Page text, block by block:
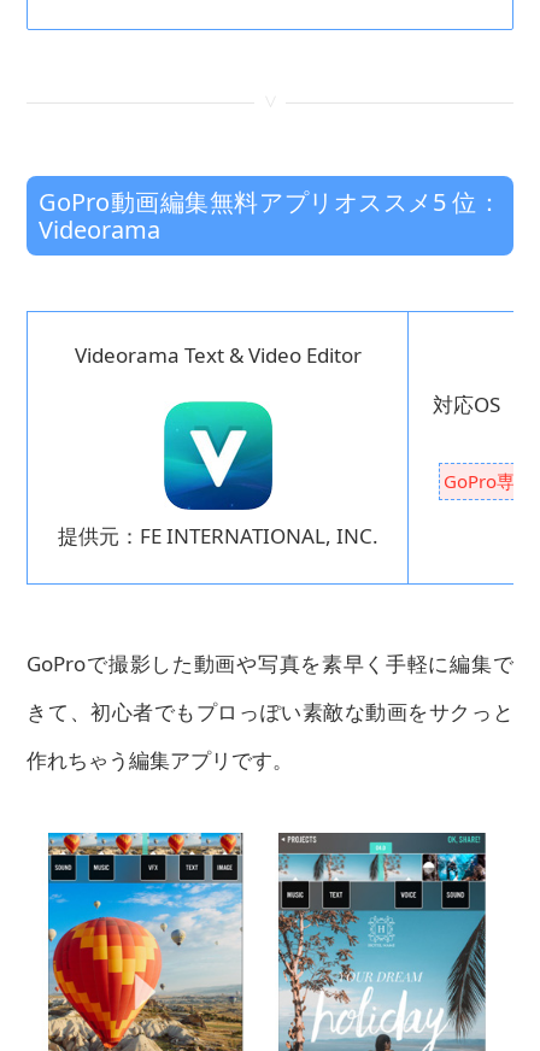
GoPro動画編集無料アプリオススメ5 位：
Videorama
Videorama Text & Video Editor
提供元：FE INTERNATIONAL, INC.
対応OS ：
GoPro専用
GoProで撮影した動画や写真を素早く手軽に編集で
きて、初心者でもプロっぽい素敵な動画をサクっと
作れちゃう編集アプリです。